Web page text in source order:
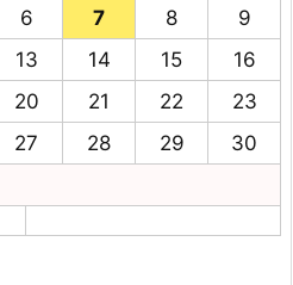
6 7 8
9
13 14 15
16
20 21 22
23
27 28 29
30